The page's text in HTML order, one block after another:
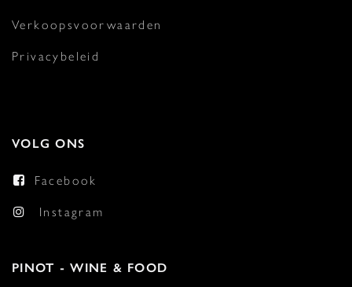
Verkoopsvoorwaarden
Privacybeleid
VOLG ONS
Facebook
Instagram
PINOT - WINE & FOOD